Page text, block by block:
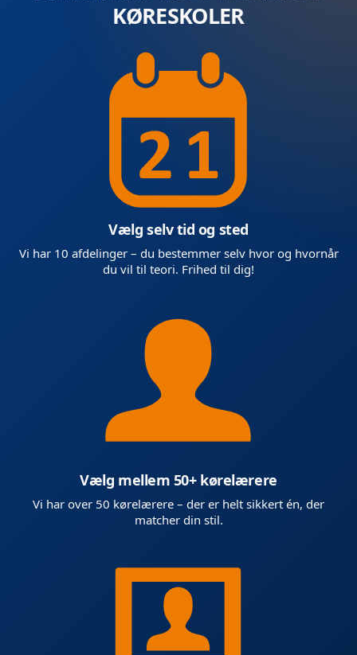
KØRESKOLER
Vælg selv tid og sted
Vi har 10 afdelinger – du bestemmer selv hvor og hvornår
du vil til teori. Frihed til dig!
Vælg mellem 50+ kørelærere
Vi har over 50 kørelærere – der er helt sikkert én, der
matcher din stil.